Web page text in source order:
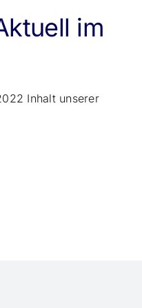
im
Inhalt unserer